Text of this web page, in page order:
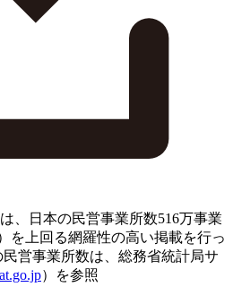
、日本の民営事業所数516万事業
を上回る網羅性の高い掲載を行っ
営事業所数は、総務省統計局サ
）を参照